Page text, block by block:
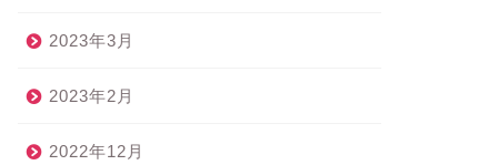
2023年3月
2023年2月
2022年12月